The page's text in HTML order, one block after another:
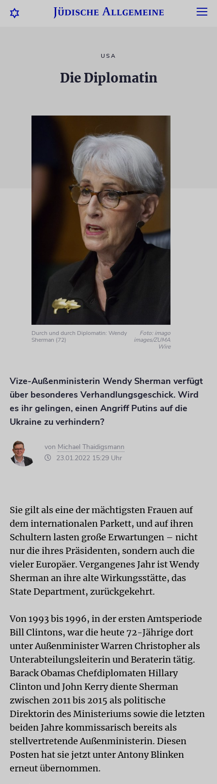
USA
Die Diplomatin
Durch und durch Diplomatin: Wendy
Sherman (72)
Foto: imago
images/ZUMA
Wire
Vize-Außenministerin Wendy Sherman verfügt
über besonderes Verhandlungsgeschick. Wird
es ihr gelingen, einen Angriff Putins auf die
Ukraine zu verhindern?
von Michael Thaidigsmann
23.01.2022 15:29 Uhr
Sie gilt als eine der mächtigsten Frauen auf
dem internationalen Parkett, und auf ihren
Schultern lasten große Erwartungen – nicht
nur die ihres Präsidenten, sondern auch die
vieler Europäer. Vergangenes Jahr ist Wendy
Sherman an ihre alte Wirkungsstätte, das
State Department, zurückgekehrt.
Von 1993 bis 1996, in der ersten Amtsperiode
Bill Clintons, war die heute 72-Jährige dort
unter Außenminister Warren Christopher als
Unterabteilungsleiterin und Beraterin tätig.
Barack Obamas Chefdiplomaten Hillary
Clinton und John Kerry diente Sherman
zwischen 2011 bis 2015 als politische
Direktorin des Ministeriums sowie die letzten
beiden Jahre kommissarisch bereits als
stellvertretende Außenministerin. Diesen
Posten hat sie jetzt unter Antony Blinken
erneut übernommen.